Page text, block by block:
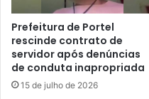
e
s
p
e
c
n
o
g
a
r
Prefeitura de Portel
rescinde contrato de
servidor após denúncias
de conduta inapropriada
15 de julho de 2026